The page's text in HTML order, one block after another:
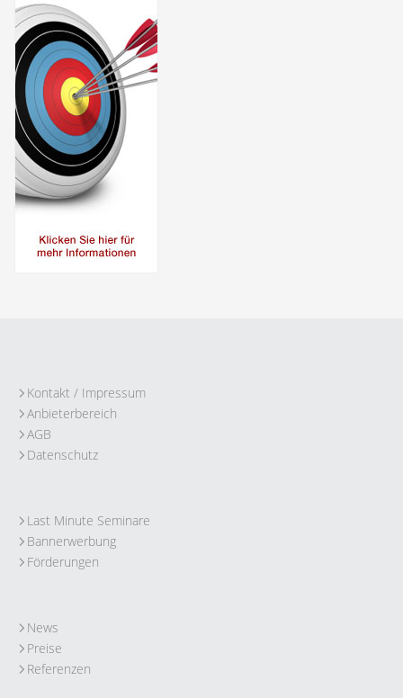
Kontakt / Impressum
Anbieterbereich
AGB
Datenschutz
Last Minute Seminare
Bannerwerbung
Förderungen
News
Preise
Referenzen